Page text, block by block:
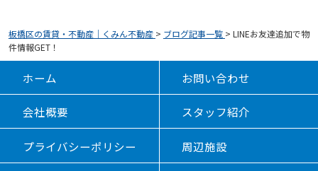
板橋区の賃貸・不動産｜くみん不動産 > ブログ記事一覧 > LINEお友達追加で物
件情報GET！
ホーム お問い合わせ
会社概要 スタッフ紹介
プライバシーポリシー 周辺施設